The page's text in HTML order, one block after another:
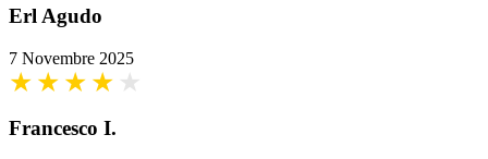
Erl Agudo
7 Novembre 2025
Francesco I.